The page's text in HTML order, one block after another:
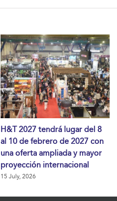
H&T 2027 tendrá lugar del 8
al 10 de febrero de 2027 con
una oferta ampliada y mayor
proyección internacional
15 July, 2026